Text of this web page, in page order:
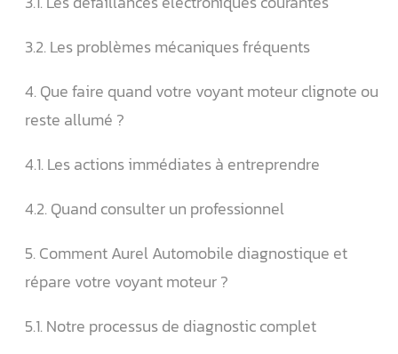
3.2. Les problèmes mécaniques fréquents
4. Que faire quand votre voyant moteur clignote ou
reste allumé ?
4.1. Les actions immédiates à entreprendre
4.2. Quand consulter un professionnel
5. Comment Aurel Automobile diagnostique et
répare votre voyant moteur ?
5.1. Notre processus de diagnostic complet